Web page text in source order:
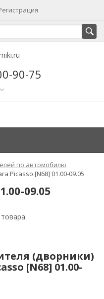
90-75
по автомобилю
Picasso [N68] 01.00-09.05
09.05
(дворники)
[N68] 01.00-